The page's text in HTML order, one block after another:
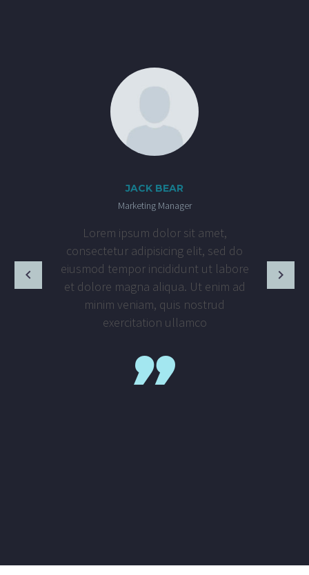
JACK BEAR
Marketing Manager
Lorem ipsum dolor sit amet,
consectetur adipisicing elit, sed do
eiusmod tempor incididunt ut labore
et dolore magna aliqua. Ut enim ad
minim veniam, quis nostrud
exercitation ullamco